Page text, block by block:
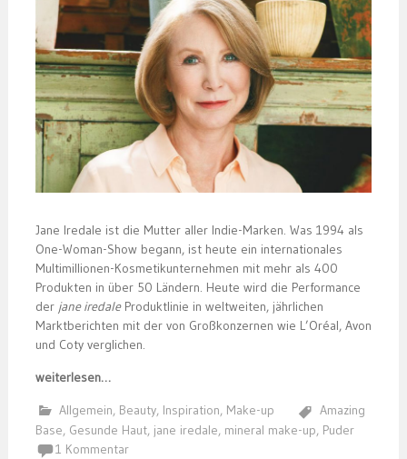
Jane Iredale ist die Mutter aller Indie-Marken. Was 1994 als
One-Woman-Show begann, ist heute ein internationales
Multimillionen-Kosmetikunternehmen mit mehr als 400
Produkten in über 50 Ländern. Heute wird die Performance
der jane iredaleProduktlinie in weltweiten, jährlichen
Marktberichten mit der von Großkonzernen wie L’Oréal, Avon
und Coty verglichen.
weiterlesen…
Allgemein, Beauty, Inspiration, Make-up
Amazing
Base, Gesunde Haut, jane iredale, mineral make-up, Puder
1 Kommentar